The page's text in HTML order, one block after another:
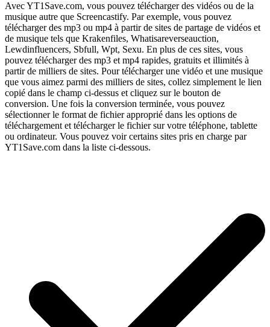
Avec YT1Save.com, vous pouvez télécharger des vidéos ou de la
musique autre que Screencastify. Par exemple, vous pouvez
télécharger des mp3 ou mp4 à partir de sites de partage de vidéos et
de musique tels que Krakenfiles, Whatisareverseauction,
Lewdinfluencers, Sbfull, Wpt, Sexu. En plus de ces sites, vous
pouvez télécharger des mp3 et mp4 rapides, gratuits et illimités à
partir de milliers de sites. Pour télécharger une vidéo et une musique
que vous aimez parmi des milliers de sites, collez simplement le lien
copié dans le champ ci-dessus et cliquez sur le bouton de
conversion. Une fois la conversion terminée, vous pouvez
sélectionner le format de fichier approprié dans les options de
téléchargement et télécharger le fichier sur votre téléphone, tablette
ou ordinateur. Vous pouvez voir certains sites pris en charge par
YT1Save.com dans la liste ci-dessous.